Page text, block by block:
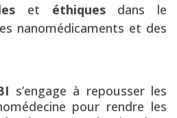
et éthiquesdans le
nanomédicaments et des
s’engage à repousser les
pour rendre les